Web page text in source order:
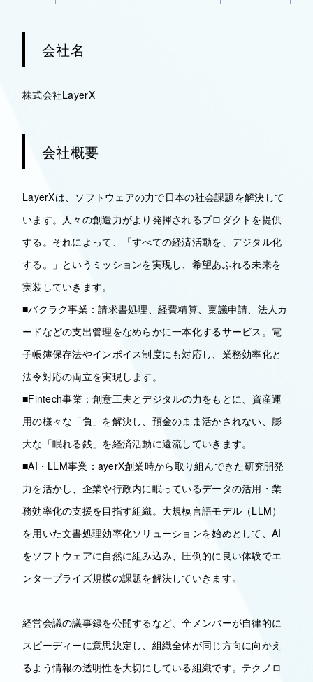
会社名
株式会社LayerX
会社概要
LayerXは、ソフトウェアの力で日本の社会課題を解決して
います。人々の創造力がより発揮されるプロダクトを提供
する。それによって、「すべての経済活動を、デジタル化
する。」というミッションを実現し、希望あふれる未来を
実装していきます。
■バクラク事業：請求書処理、経費精算、稟議申請、法人カ
ードなどの支出管理をなめらかに一本化するサービス。電
子帳簿保存法やインボイス制度にも対応し、業務効率化と
法令対応の両立を実現します。
■Fintech事業：創意工夫とデジタルの力をもとに、資産運
用の様々な「負」を解決し、預金のまま活かされない、膨
大な「眠れる銭」を経済活動に還流していきます。
■AI・LLM事業：ayerX創業時から取り組んできた研究開発
力を活かし、企業や行政内に眠っているデータの活用・業
務効率化の支援を目指す組織。大規模言語モデル（LLM）
を用いた文書処理効率化ソリューションを始めとして、AI
をソフトウェアに自然に組み込み、圧倒的に良い体験でエ
ンタープライズ規模の課題を解決していきます。
経営会議の議事録を公開するなど、全メンバーが自律的に
スピーディーに意思決定し、組織全体が同じ方向に向かえ
るよう情報の透明性を大切にしている組織です。テクノロ